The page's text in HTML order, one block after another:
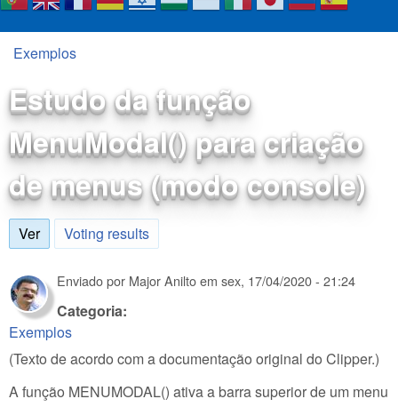
Você está aqui
Exemplos
Estudo da função
MenuModal() para criação
de menus (modo console)
Ver(aba ativa)
Voting results
Enviado por Major Aniltoem sex, 17/04/2020 - 21:24
Categoria:
Exemplos
(Texto de acordo com a documentação original do Clipper.)
A função MENUMODAL() ativa a barra superior de um menu